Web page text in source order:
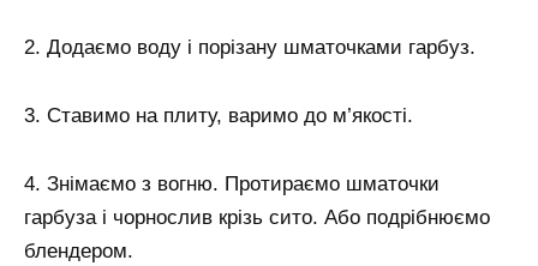
2. Додаємо воду і порізану шматочками гарбуз.
3. Ставимо на плиту, варимо до м’якості.
4. Знімаємо з вогню. Протираємо шматочки
гарбуза і чорнослив крізь сито. Або подрібнюємо
блендером.